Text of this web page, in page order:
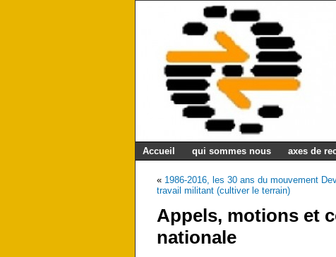
Accueil qui sommes nous axes de
« 1986-2016, les 30 ans du mouvement
travail militant (cultiver le terrain)
Appels, motions et
nationale